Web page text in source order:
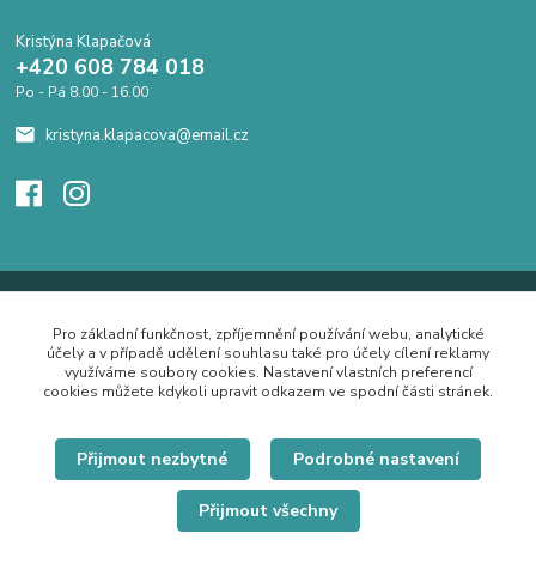
Kristýna Klapačová
+420 608 784 018
Po - Pá 8.00 - 16.00
kristyna.klapacova@email.cz
Pro základní funkčnost, zpříjemnění používání webu, analytické
účely a v případě udělení souhlasu také pro účely cílení reklamy
využíváme soubory cookies. Nastavení vlastních preferencí
cookies můžete kdykoli upravit odkazem ve spodní části stránek.
Přijmout nezbytné Podrobné nastavení
Přijmout všechny